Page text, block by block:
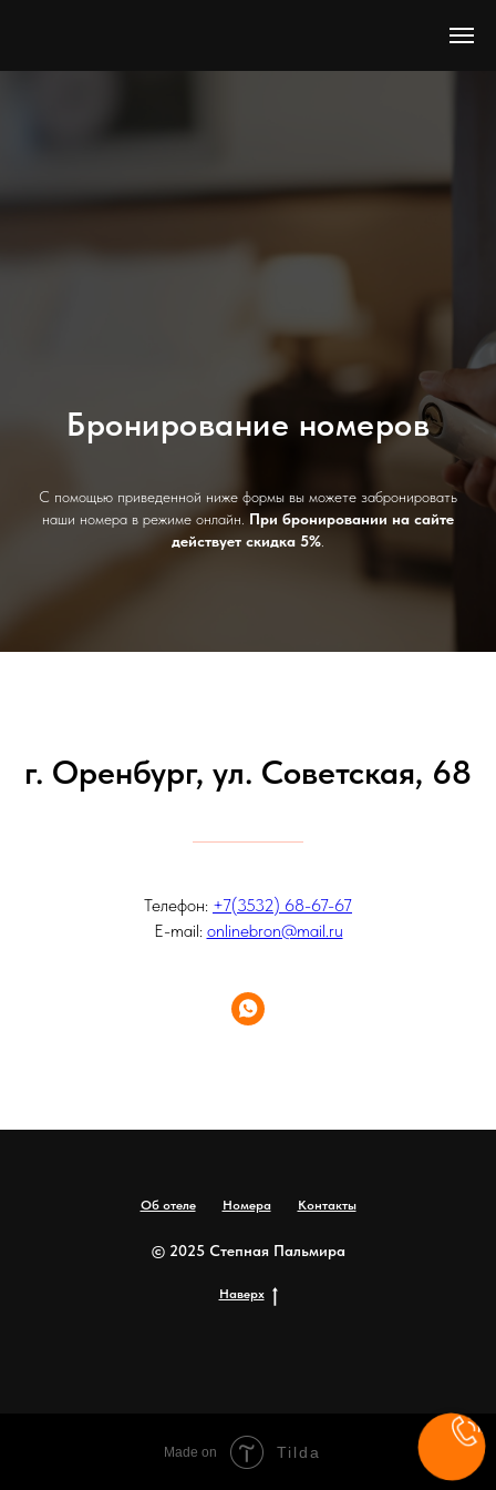
Бронирование номеров
С помощью приведенной ниже формы вы можете забронировать
наши номера в режиме онлайн. При бронировании на сайте
действует скидка 5%
г. Оренбург, ул. Советская, 68
Телефон: +7(3532) 68-67-67
E-mail: onlinebron@mail.ru
Об отеле Номера Контакты
© 2025 Степная Пальмира
Наверх
Made on Tilda